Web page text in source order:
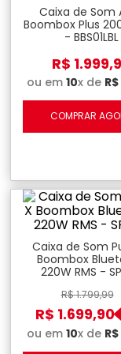
Caixa de Som
Boombox Plus
- BBS01LBL
R$ 1.999,
ou em 10x de R$
COMPRAR
Caixa de Som
Boombox
220W RMS -
R$1.799,99
R$ 1.699,90
ou em 10x de R$